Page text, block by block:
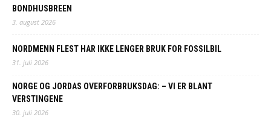
BONDHUSBREEN
3. august 2026
NORDMENN FLEST HAR IKKE LENGER BRUK FOR FOSSILBIL
31. juli 2026
NORGE OG JORDAS OVERFORBRUKSDAG: – VI ER BLANT
VERSTINGENE
30. juli 2026